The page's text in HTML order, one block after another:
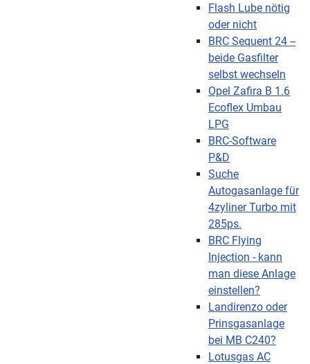
Flash Lube nötig
oder nicht
BRC Sequent 24 --
beide Gasfilter
selbst wechseln
Opel Zafira B 1.6
Ecoflex Umbau
LPG
BRC-Software
P&D
Suche
Autogasanlage für
4zyliner Turbo mit
285ps.
BRC Flying
Injection - kann
man diese Anlage
einstellen?
Landirenzo oder
Prinsgasanlage
bei MB C240?
Lotusgas AC